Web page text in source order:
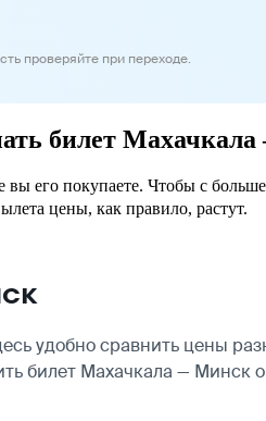
проверяйте при переходе.
билет
его покупаете. Чтобы с
цены, как правило, растут.
удобно сравнить цены
билет Махачкала — Минск